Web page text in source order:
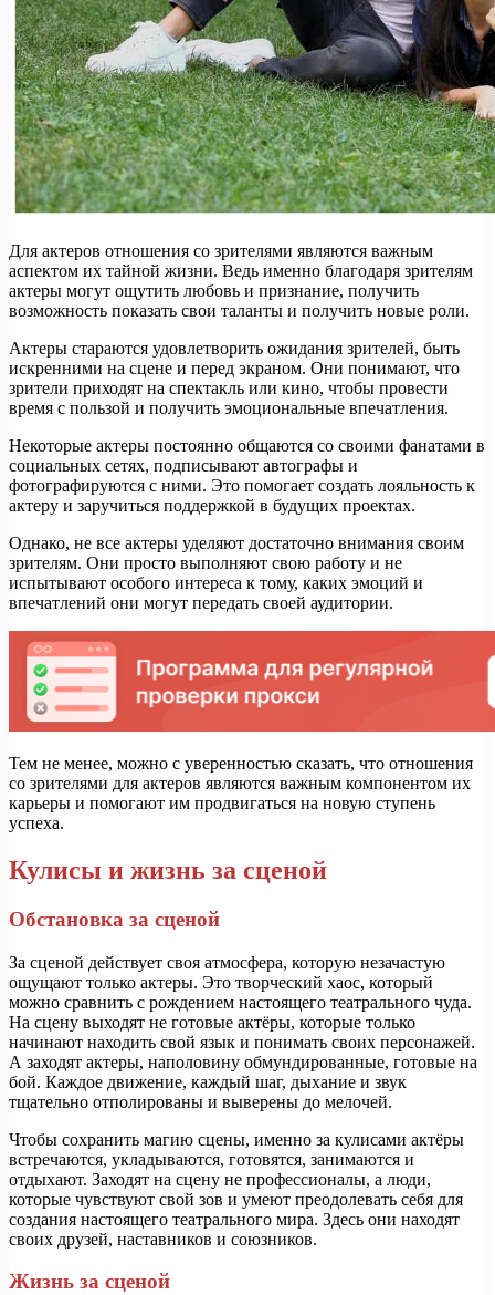
Для актеров отношения со зрителями являются важным
аспектом их тайной жизни. Ведь именно благодаря зрителям
актеры могут ощутить любовь и признание, получить
возможность показать свои таланты и получить новые роли.
Актеры стараются удовлетворить ожидания зрителей, быть
искренними на сцене и перед экраном. Они понимают, что
зрители приходят на спектакль или кино, чтобы провести
время с пользой и получить эмоциональные впечатления.
Некоторые актеры постоянно общаются со своими фанатами в
социальных сетях, подписывают автографы и
фотографируются с ними. Это помогает создать лояльность к
актеру и заручиться поддержкой в будущих проектах.
Однако, не все актеры уделяют достаточно внимания своим
зрителям. Они просто выполняют свою работу и не
испытывают особого интереса к тому, каких эмоций и
впечатлений они могут передать своей аудитории.
Тем не менее, можно с уверенностью сказать, что отношения
со зрителями для актеров являются важным компонентом их
карьеры и помогают им продвигаться на новую ступень
успеха.
Кулисы и жизнь за сценой
Обстановка за сценой
За сценой действует своя атмосфера, которую незачастую
ощущают только актеры. Это творческий хаос, который
можно сравнить с рождением настоящего театрального чуда.
На сцену выходят не готовые актёры, которые только
начинают находить свой язык и понимать своих персонажей.
А заходят актеры, наполовину обмундированные, готовые на
бой. Каждое движение, каждый шаг, дыхание и звук
тщательно отполированы и выверены до мелочей.
Чтобы сохранить магию сцены, именно за кулисами актёры
встречаются, укладываются, готовятся, занимаются и
отдыхают. Заходят на сцену не профессионалы, а люди,
которые чувствуют свой зов и умеют преодолевать себя для
создания настоящего театрального мира. Здесь они находят
своих друзей, наставников и союзников.
Жизнь за сценой